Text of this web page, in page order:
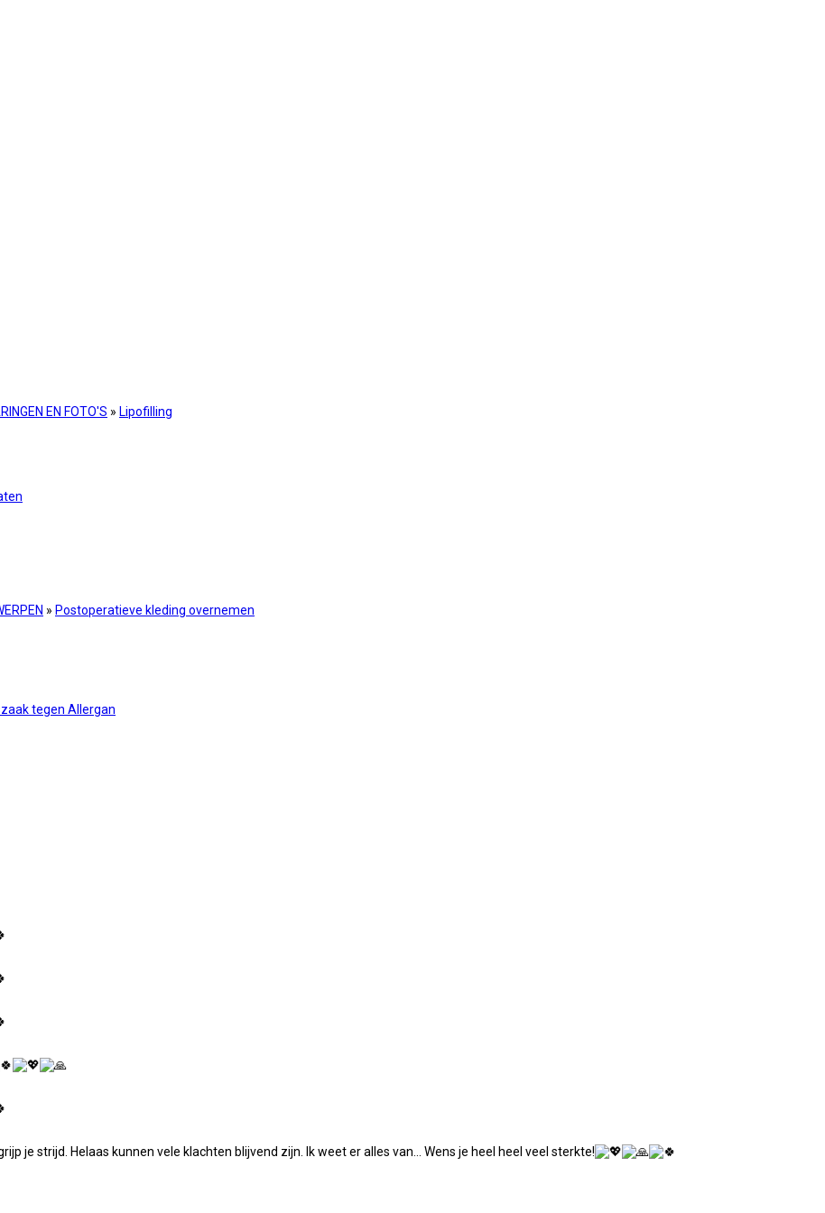
EN FOTO'S » Lipofilling
» Postoperatieve kleding overnemen
tegen Allergan
je strijd. Helaas kunnen vele klachten blijvend zijn. Ik weet er alles van... Wens je heel heel veel sterkte!